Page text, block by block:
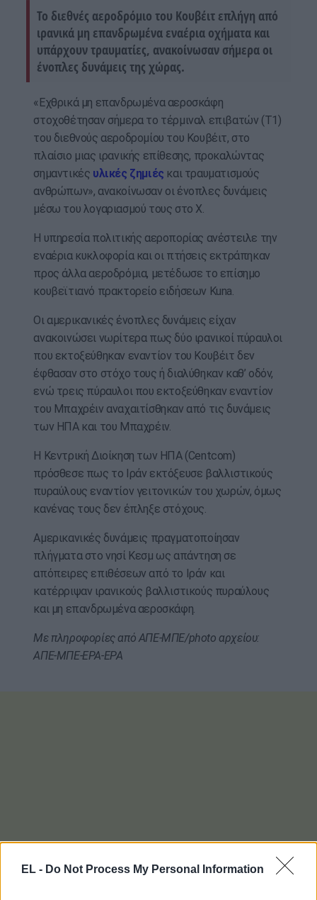
EL - Do Not Process My Personal Information
Το διεθνές αεροδρόμιο του Κουβέιτ επλήγη από
ιρανικά μη επανδρωμένα εναέρια οχήματα και
υπάρχουν τραυματίες, ανακοίνωσαν σήμερα οι
ένοπλες δυνάμεις της χώρας.
«Εχθρικά μη επανδρωμένα αεροσκάφη
στοχοθέτησαν σήμερα το τέρμιναλ επιβατών (T1)
του διεθνούς αεροδρομίου του Κουβέιτ, στο
πλαίσιο μιας ιρανικής επίθεσης, προκαλώντας
σημαντικές υλικές ζημιές και τραυματισμούς
ανθρώπων», ανακοίνωσαν οι ένοπλες δυνάμεις
μέσω του λογαριασμού τους στο X.
Η υπηρεσία πολιτικής αεροπορίας ανέστειλε την
εναέρια κυκλοφορία και οι πτήσεις εκτράπηκαν
προς άλλα αεροδρόμια, μετέδωσε το επίσημο
κουβεϊτιανό πρακτορείο ειδήσεων Kuna.
Οι αμερικανικές ένοπλες δυνάμεις είχαν
ανακοινώσει νωρίτερα πως δύο ιρανικοί πύραυλοι
που εκτοξεύθηκαν εναντίον του Κουβέιτ δεν
έφθασαν στο στόχο τους ή διαλύθηκαν καθ’ οδόν,
ενώ τρεις πύραυλοι που εκτοξεύθηκαν εναντίον
του Μπαχρέιν αναχαιτίσθηκαν από τις δυνάμεις
των ΗΠΑ και του Μπαχρέιν.
Η Κεντρική Διοίκηση των ΗΠΑ (Centcom)
πρόσθεσε πως το Ιράν εκτόξευσε βαλλιστικούς
πυραύλους εναντίον γειτονικών του χωρών, όμως
κανένας τους δεν έπληξε στόχους.
Αμερικανικές δυνάμεις πραγματοποίησαν
πλήγματα στο νησί Κεσμ ως απάντηση σε
απόπειρες επιθέσεων από το Ιράν και
κατέρριψαν ιρανικούς βαλλιστικούς πυραύλους
και μη επανδρωμένα αεροσκάφη.
Με πληροφορίες από ΑΠΕ-ΜΠΕ/photo αρχείου:
ΑΠΕ-ΜΠΕ-EPA-EPA